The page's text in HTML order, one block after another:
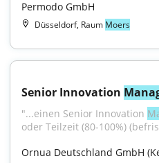
Permodo GmbH
Düsseldorf, Raum Moers
Senior Innovation
"...einen Senior Innovation
oder Teilzeit (80-100%)
Ornua Deutschland GmbH